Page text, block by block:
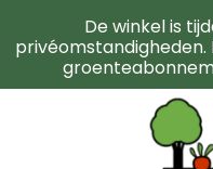
De winkel is
privéomstandigheden.